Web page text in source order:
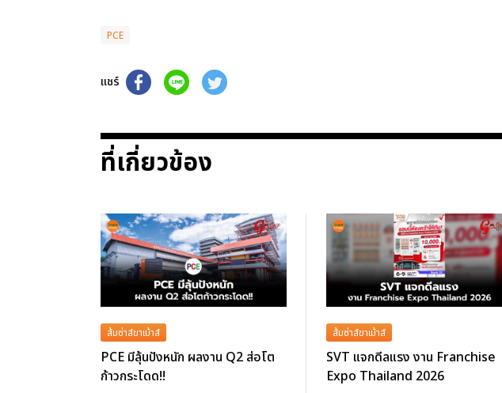
PCE
แชร์
ที่เกี่ยวข้อง
ส้มซ่าส์ขาเม้าส์
PCE มีลุ้นปังหนัก ผลงาน Q2 ส่อโต
ก้าวกระโดด!!
ส้มซ่าส์ขาเม้าส์
SVT แจกดีลแรง งาน Franchise
Expo Thailand 2026